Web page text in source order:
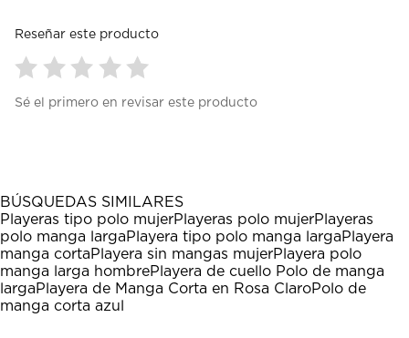
Reseñar este producto
para
1
estrella
Esta
acción
abrirá
el
formulario
de
para
estrellas.
Esta
acción
abrirá
el
formulario
de
para
estrellas.
Esta
acción
abrirá
el
formulario
de
para
estrellas.
Esta
acción
abrirá
el
formulario
de
para
estrellas.
Esta
acción
abrirá
el
formulario
Sé el primero en revisar este producto
BÚSQUEDAS SIMILARES
Playeras tipo polo mujerPlayeras polo mujerPlayeras
polo manga largaPlayera tipo polo manga largaPlayera
manga cortaPlayera sin mangas mujerPlayera polo
manga larga hombrePlayera de cuello Polo de manga
largaPlayera de Manga Corta en Rosa ClaroPolo de
manga corta azul